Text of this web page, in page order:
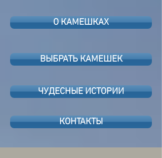
О КАМЕШКАХ
ВЫБРАТЬ КАМЕШЕК
ЧУДЕСНЫЕ ИСТОРИИ
КОНТАКТЫ